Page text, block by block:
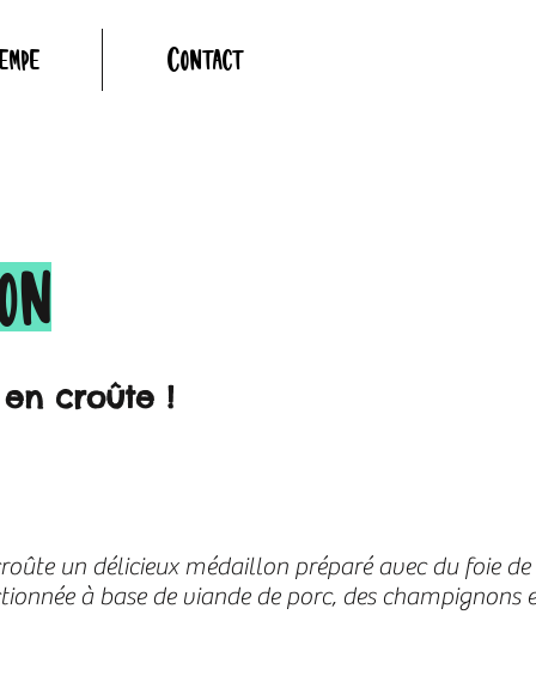
Contact
croûte !
un délicieux médaillon préparé avec du foie
à base de viande de porc, des champignons